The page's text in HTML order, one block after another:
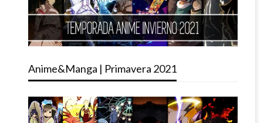
Anime&Manga | Primavera 2021